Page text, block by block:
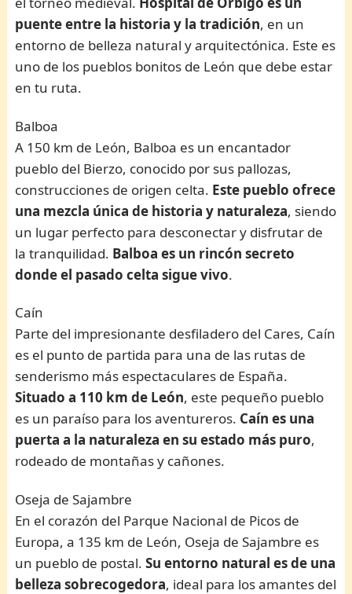
puente entre la historia y la tradición, en un
entorno de belleza natural y arquitectónica. Este es
uno de los pueblos bonitos de León que debe estar
en tu ruta.
Balboa
A 150 km de León, Balboa es un encantador
pueblo del Bierzo, conocido por sus pallozas,
construcciones de origen celta. Este pueblo ofrece
una mezcla única de historia y naturaleza, siendo
un lugar perfecto para desconectar y disfrutar de
la tranquilidad. Balboa es un rincón secreto
donde el pasado celta sigue vivo.
Caín
Parte del impresionante desfiladero del Cares, Caín
es el punto de partida para una de las rutas de
senderismo más espectaculares de España.
Situado a 110 km de León, este pequeño pueblo
es un paraíso para los aventureros. Caín es una
puerta a la naturaleza en su estado más puro,
rodeado de montañas y cañones.
Oseja de Sajambre
En el corazón del Parque Nacional de Picos de
Europa, a 135 km de León, Oseja de Sajambre es
un pueblo de postal.Su entorno natural es de una
belleza sobrecogedora, ideal para los amantes del